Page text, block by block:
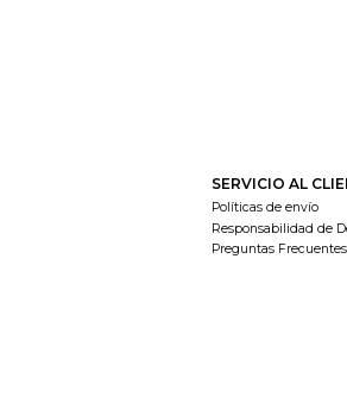
SERVICIO AL
Políticas de envío
Responsabilidad de
Preguntas Frecuentes